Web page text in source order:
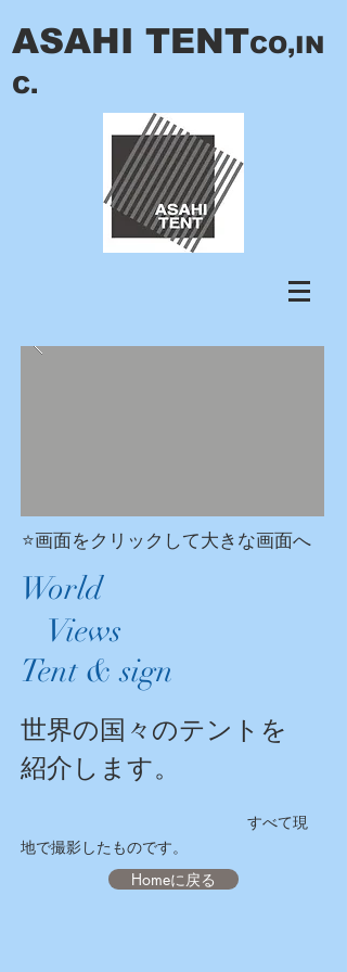
ASAHI TENTCO,IN
C.
⭐️画面をクリックして大きな画面へ
World
Views
Tent & sign
世界の国々のテントを
紹介します。
すべて現
地で撮影したものです。
Homeに戻る